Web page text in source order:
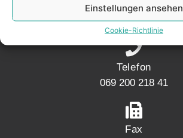
Einstellungen ansehen
Cookie-Richtlinie
Mainwesthafen Immobilien
60327 Frankfurt
Telefon
069 200 218 41
Fax